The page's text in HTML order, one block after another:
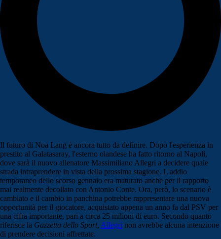
Il futuro di Noa Lang è ancora tutto da definire. Dopo l'esperienza in
prestito al Galatasaray, l'esterno olandese ha fatto ritorno al Napoli,
dove sarà il nuovo allenatore Massimiliano Allegri a decidere quale
strada intraprendere in vista della prossima stagione. L'addio
temporaneo dello scorso gennaio era maturato anche per il rapporto
mai realmente decollato con Antonio Conte. Ora, però, lo scenario è
cambiato e il cambio in panchina potrebbe rappresentare una nuova
opportunità per il giocatore, acquistato appena un anno fa dal PSV per
una cifra importante, pari a circa 25 milioni di euro. Secondo quanto
riferisce la Gazzetta dello Sport, Allegri non avrebbe alcuna intenzione
di prendere decisioni affrettate.